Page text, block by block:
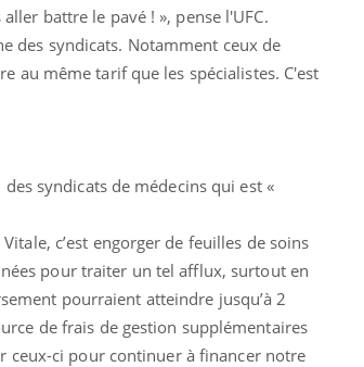
battre le pavé ! », pense l'UFC.
des syndicats. Notamment ceux de
au même tarif que les spécialistes. C'est
syndicats de médecins qui est «
c’est engorger de feuilles de soins
pour traiter un tel afflux, surtout en
pourraient atteindre jusqu’à 2
de frais de gestion supplémentaires
ceux-ci pour continuer à financer notre